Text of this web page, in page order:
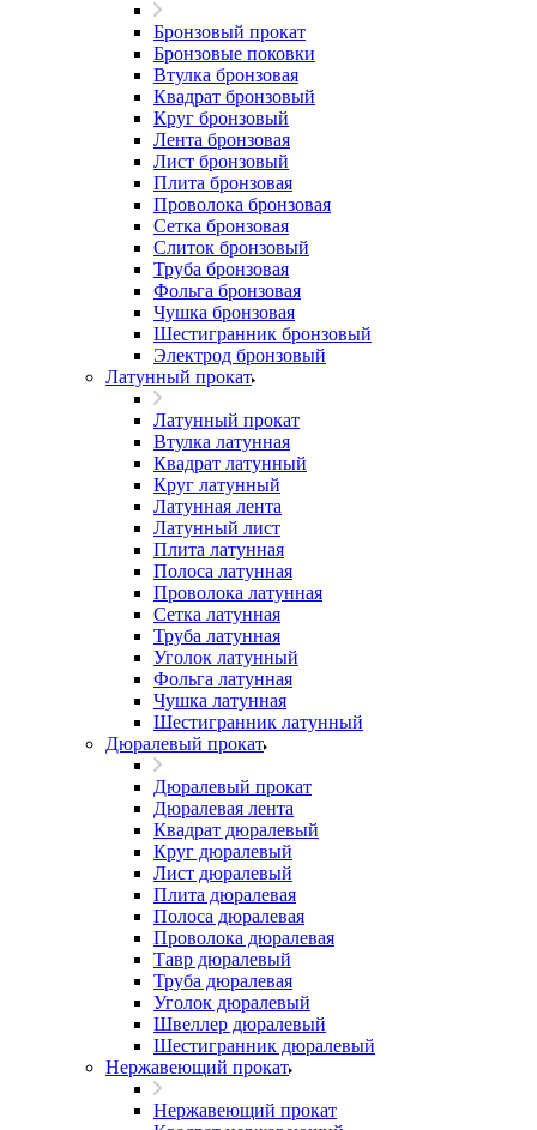
Бронзовый прокат
Бронзовые поковки
Втулка бронзовая
Квадрат бронзовый
Круг бронзовый
Лента бронзовая
Лист бронзовый
Плита бронзовая
Проволока бронзовая
Сетка бронзовая
Слиток бронзовый
Труба бронзовая
Фольга бронзовая
Чушка бронзовая
Шестигранник бронзовый
Электрод бронзовый
Латунный прокат
Латунный прокат
Втулка латунная
Квадрат латунный
Круг латунный
Латунная лента
Латунный лист
Плита латунная
Полоса латунная
Проволока латунная
Сетка латунная
Труба латунная
Уголок латунный
Фольга латунная
Чушка латунная
Шестигранник латунный
Дюралевый прокат
Дюралевый прокат
Дюралевая лента
Квадрат дюралевый
Круг дюралевый
Лист дюралевый
Плита дюралевая
Полоса дюралевая
Проволока дюралевая
Тавр дюралевый
Труба дюралевая
Уголок дюралевый
Швеллер дюралевый
Шестигранник дюралевый
Нержавеющий прокат
Нержавеющий прокат